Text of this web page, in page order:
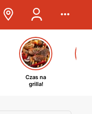
Czas na
grilla!